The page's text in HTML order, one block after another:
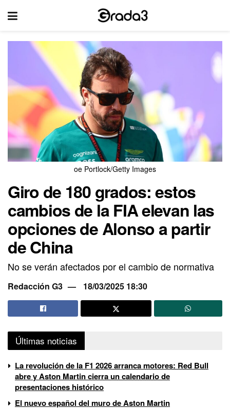
oe Portlock/Getty Images
Giro de 180 grados: estos
cambios de la FIA elevan las
opciones de Alonso a partir
de China
No se verán afectados por el cambio de normativa
Redacción G3 18/03/2025 18:30
Últimas noticias
La revolución de la F1 2026 arranca motores: Red Bull
abre y Aston Martin cierra un calendario de
presentaciones histórico
El nuevo español del muro de Aston Martin